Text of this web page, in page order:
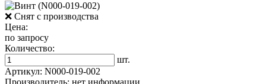
❌ Снят с производства
Цена:
по запросу
Количество:
шт.
Артикул: N000-019-002
Производитель: нет информации